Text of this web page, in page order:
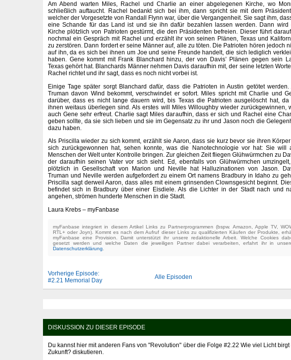
Am Abend warten Miles, Rachel und Charlie an einer abgelegenen Kirche, wo
schließlich auftaucht. Rachel bedankt sich bei ihm, dann spricht sie mit dem
welcher der Vorgesetzte von Randall Flynn war, über die Vergangenheit. Sie sagt ihm,
eine Schande für das Land ist und sie ihn dafür bezahlen lassen werden. Dann wird
Kirche plötzlich von Patrioten gestürmt, die den Präsidenten befreien. Dieser führt
nochmal ein Gespräch mit Rachel und erzählt ihr von seinen Plänen, Texas und
zu zerstören. Dann fordert er seine Männer auf, alle zu töten. Die Patrioten hören jedoch
auf ihn, da es sich bei ihnen um Joe und seine Freunde handelt, die sich lediglich
haben. Gene kommt mit Frank Blanchard hinzu, der von Davis’ Plänen gegen sein
Texas gehört hat. Blanchards Männer nehmen Davis daraufhin mit, der seine letzten
Rachel richtet und ihr sagt, dass es noch nicht vorbei ist.
Einige Tage später sorgt Blanchard dafür, dass die Patrioten in Austin getötet werden.
Truman davon Wind bekommt, verschwindet er sofort. Miles spricht mit Charlie und
darüber, dass es nicht lange dauern wird, bis Texas die Patrioten ausgelöscht hat, da
ihnen weitaus überlegen sind. Als erstes will Miles Willoughby wieder zurückgewinnen,
auch Gene sehr erfreut. Charlie sagt Miles daraufhin, dass er sich und Rachel eine
geben sollte, da sie sich lieben und sie im Gegensatz zu ihr und Jason noch die
dazu haben.
Als Priscilla wieder zu sich kommt, erzählt sie Aaron, dass sie kurz bevor sie ihren
sich zurückgewonnen hat, sehen konnte, was die Nanotechnologie vor hat: Sie will
Menschen der Welt unter Kontrolle bringen. Zur gleichen Zeit fliegen Glühwürmchen zu
der daraufhin seinen Vater vor sich sieht. Ed, ebenfalls von Glühwürmchen
plötzlich in Gesellschaft von Marion und Neville hat Halluzinationen von Jason.
Truman und Neville werden aufgefordert zu einem Ort namens Bradbury in Idaho zu
Priscilla sagt derweil Aaron, dass alles mit einem grinsenden Clownsgesicht beginnt.
befindet sich in Bradbury über einer Eisdiele. Als die Lichter in der Stadt nach und
angehen, strömen hunderte Menschen in die Stadt.
Laura Krebs – myFanbase
myFanbase integriert in diesem Artikel Links zu Partnerprogrammen (bspw. Amazon, Apple TV,
RTL+ oder Joyn). Kommt es nach dem Aufruf dieser Links zu qualifizierten Käufen der Produkte,
myFanbase eine Provision. Damit unterstützt ihr unsere redaktionelle Arbeit. Welche Cookies
gesetzt werden und welche Daten die jeweiligen Partner dabei verarbeiten, erfahrt ihr in
Datenschutzerklärung
Vorherige Episode:
#2.21 Memorial Day
Alle Episoden
DISKUSSION ZU DIESER EPISODE
Du kannst hier mit anderen Fans von "Revolution" über die Folge #2.22 Wie viel Licht birgt
Zukunft? diskutieren.